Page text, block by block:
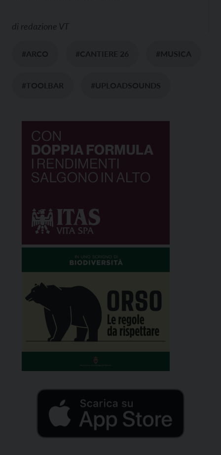
di redazione VT
#ARCO #CANTIERE 26 #MUSICA
#TOOLBAR #UPLOADSOUNDS